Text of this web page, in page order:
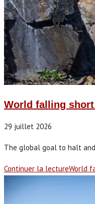
World falling short
29 juillet 2026
The global goal to halt
Continuer la lectureWorld